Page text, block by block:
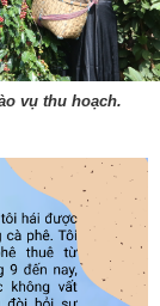
vụ thu hoạch.